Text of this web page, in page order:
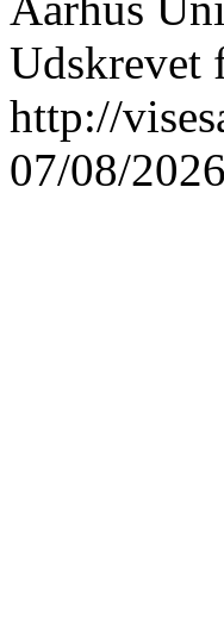
Udskrevet
http://
07/08/